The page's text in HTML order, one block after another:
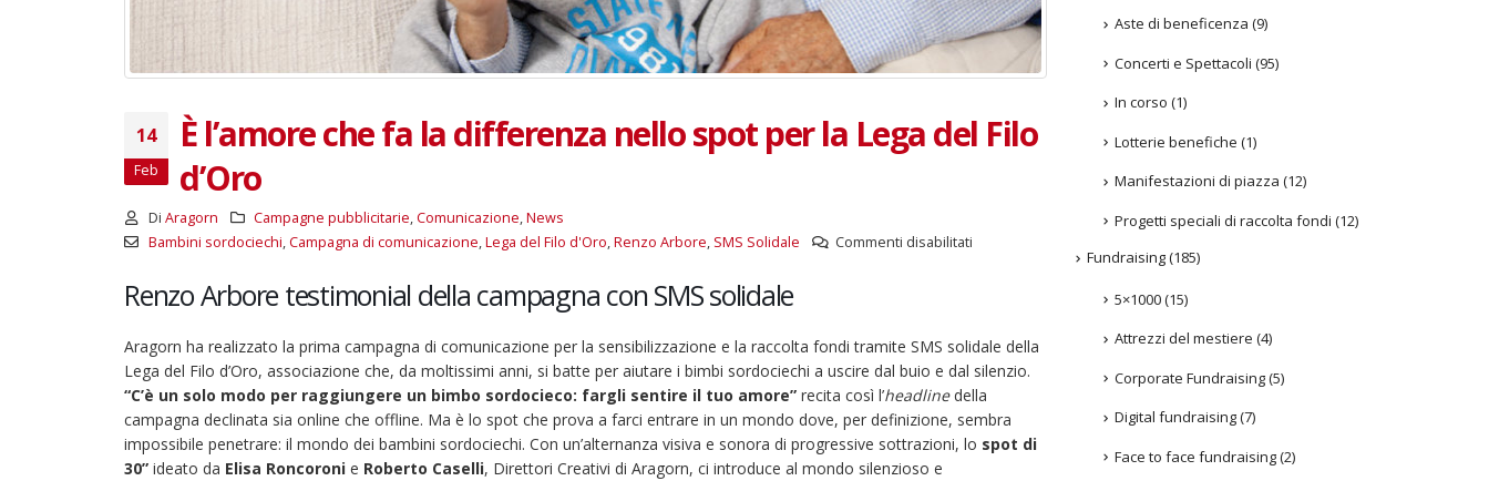
14
Feb
È l’amore che fa la differenza nello spot per la Lega del Filo
d’Oro
Di Aragorn Campagne pubblicitarie,Comunicazione,News
Bambini sordociechi,Campagna di comunicazione,Lega del Filo d'Oro,Renzo Arbore, SMS Solidale Commenti disabilitati
fa
la
differenza
nello
Renzo Arbore testimonial della campagna con SMS solidale
Aragorn ha realizzato la prima campagna di comunicazione per la sensibilizzazione e la raccolta fondi tramite SMS solidale della
Lega del Filo d’Oro, associazione che, da moltissimi anni, si batte per aiutare i bimbi sordociechi a uscire dal buio e dal silenzio.
“C’è un solo modo per raggiungere un bimbo sordocieco: fargli sentire il tuo amore” recita così l’headlinedella
campagna declinata sia online che offline. Ma è lo spot che prova a farci entrare in un mondo dove, per definizione, sembra
impossibile penetrare: il mondo dei bambini sordociechi. Con un’alternanza visiva e sonora di progressive sottrazioni, lo spot di
30” ideato da Elisa Roncoroni e Roberto Caselli, Direttori Creativi di Aragorn, ci introduce al mondo silenzioso e
Aste di beneficenza (9)
Concerti e Spettacoli (95)
In corso (1)
Lotterie benefiche (1)
Manifestazioni di piazza (12)
Progetti speciali di raccolta fondi (12)
Fundraising(185)
5×1000(15)
Attrezzi del mestiere (4)
Corporate Fundraising(5)
Digital fundraising(7)
Face to face fundraising(2)